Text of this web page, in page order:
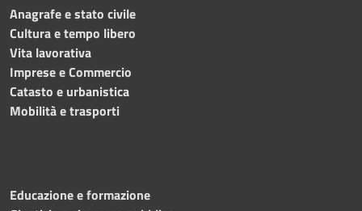
Anagrafe e stato civile
Cultura e tempo libero
Vita lavorativa
Imprese e Commercio
Catasto e urbanistica
Mobilità e trasporti
Educazione e formazione